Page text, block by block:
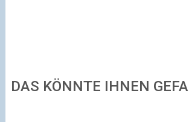
DAS KÖNNTE IHNEN